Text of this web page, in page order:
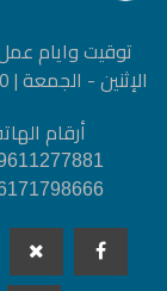
توقيت وايام
الإثنين - الجمعة | 9:00 - 4:00
أرقام